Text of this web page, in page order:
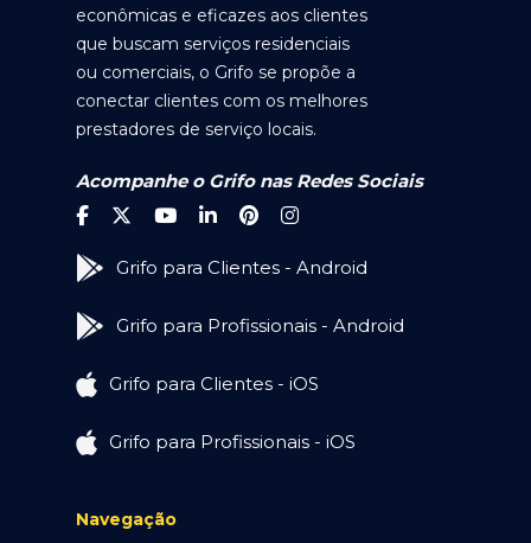
econômicas e eficazes aos clientes
que buscam serviços residenciais
ou comerciais, o Grifo se propõe a
conectar clientes com os melhores
prestadores de serviço locais.
Acompanhe o Grifo nas Redes Sociais
Grifo para Clientes - Android
Grifo para Profissionais - Android
Grifo para Clientes - iOS
Grifo para Profissionais - iOS
Navegação